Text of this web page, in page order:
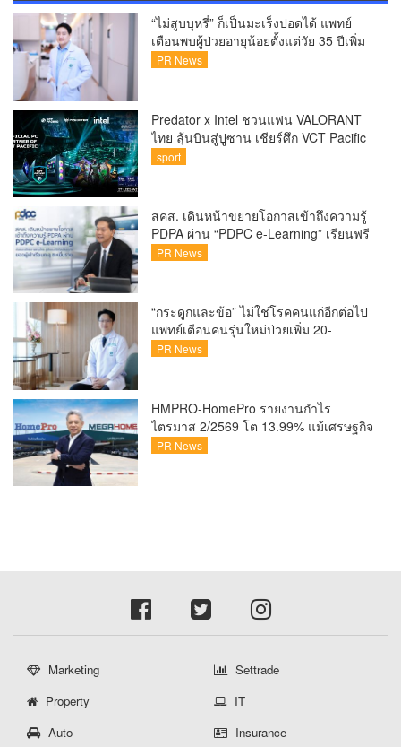
“ไม่สูบบุหรี่” ก็เป็นมะเร็งปอดได้ แพทย์
เตือนพบผู้ป่วยอายุน้อยตั้งแต่วัย 35 ปีเพิ่ม
ขึ้นคนไทยกว่า 70% รู้ตัวเมื่อโรคลุกลาม
PR News
Predator x Intel ชวนแฟน VALORANT
ไทย ลุ้นบินสู่ปูซาน เชียร์ศึก VCT Pacific
Finals Busan ประเทศเกาหลีใต้ Predator
สุดพิเศษตลอดทัวร์นาเมนต์
sport
สคส. เดินหน้าขยายโอกาสเข้าถึงความรู้
PDPA ผ่าน “PDPC e-Learning” เรียนฟรี
ทุกที่ ทุกเวลา พร้อมประกาศนียบัตร ต่อย
แล้ว
PR News
“กระดูกและข้อ” ไม่ใช่โรคคนแก่อีกต่อไป
แพทย์เตือนคนรุ่นใหม่ป่วยเพิ่ม 20-
30% เสี่ยง ‘ข้อเข่าเสื่อมก่อนวัย’ จาก
PR News
HMPRO-HomePro รายงานกำไร
ไตรมาส 2/2569 โต 13.99% แม้เศรษฐกิจ
ผันผวนเดินหน้าขยายสาขา เสริมพอร์ต
PR News
Marketing
Settrade
Property
IT
Auto
Insurance